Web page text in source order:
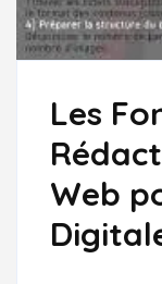
Les
Web